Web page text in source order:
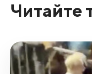
Читайте